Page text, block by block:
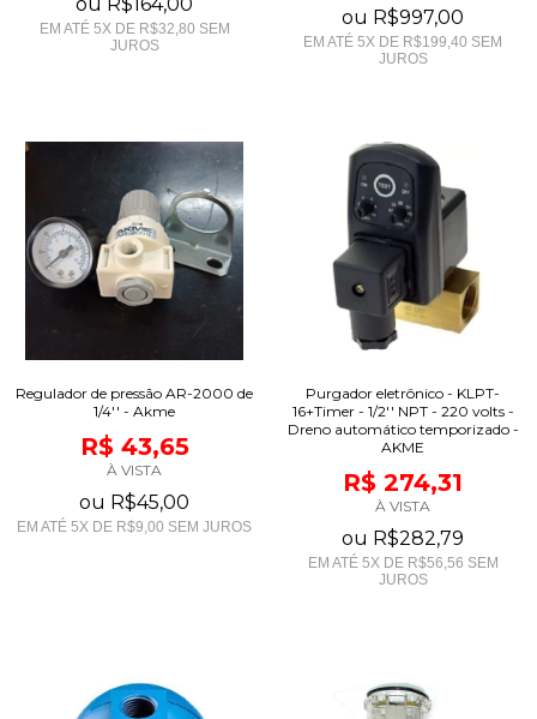
EM ATÉ 5X DE R$32,80 SEM
JUROS
ou R$997,00
EM ATÉ 5X DE R$199,40 SEM
JUROS
Regulador de pressão AR-2000 de
1/4'' - Akme
R$ 43,65
À VISTA
ou R$45,00
EM ATÉ 5X DE R$9,00 SEM JUROS
Purgador eletrônico - KLPT-
16+Timer - 1/2'' NPT - 220 volts -
Dreno automático temporizado -
AKME
R$ 274,31
À VISTA
ou R$282,79
EM ATÉ 5X DE R$56,56 SEM
JUROS